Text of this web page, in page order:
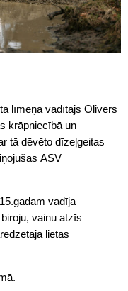
līmeņa vadītājs Olivers
krāpniecībā un
tā dēvēto dīzeļgeitas
ASV
vadīja
vainu atzīs
lietas